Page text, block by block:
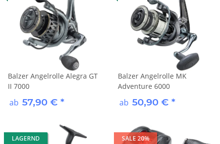
Balzer Angelrolle Alegra GT
II 7000
ab 57,90 € *
Balzer Angelrolle MK
Adventure 6000
ab 50,90 € *
LAGERND SALE 20%